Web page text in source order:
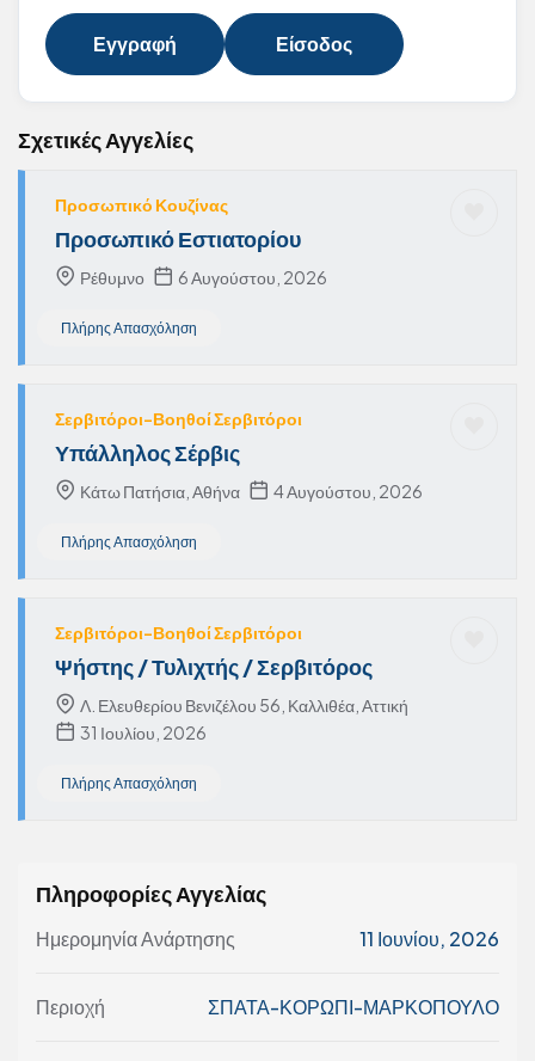
Εγγραφή Είσοδος
Σχετικές Αγγελίες
Προσωπικό Κουζίνας
Προσωπικό Εστιατορίου
Ρέθυμνο 6 Αυγούστου, 2026
Πλήρης Απασχόληση
Σερβιτόροι-Βοηθοί Σερβιτόροι
Υπάλληλος Σέρβις
Κάτω Πατήσια, Αθήνα 4 Αυγούστου, 2026
Πλήρης Απασχόληση
Σερβιτόροι-Βοηθοί Σερβιτόροι
Ψήστης / Τυλιχτής / Σερβιτόρος
Λ. Ελευθερίου Βενιζέλου 56, Καλλιθέα, Αττική
31 Ιουλίου, 2026
Πλήρης Απασχόληση
Πληροφορίες Αγγελίας
Ημερομηνία Ανάρτησης 11 Ιουνίου, 2026
Περιοχή ΣΠΑΤΑ-ΚΟΡΩΠΙ-ΜΑΡΚΟΠΟΥΛΟ